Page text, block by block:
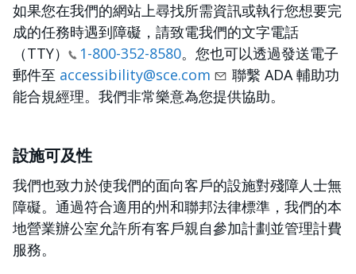
如果您在我們的網站上尋找所需資訊或執行您想要完
成的任務時遇到障礙，請致電我們的文字電話
（TTY）
1-800-352-8580。您也可以透過發送電子
郵件至 accessibility@sce.com
聯繫 ADA 輔助功
能合規經理。我們非常樂意為您提供協助。
設施可及性
我們也致力於使我們的面向客戶的設施對殘障人士無
障礙。通過符合適用的州和聯邦法律標準，我們的本
地營業辦公室允許所有客戶親自參加計劃並管理計費
服務。